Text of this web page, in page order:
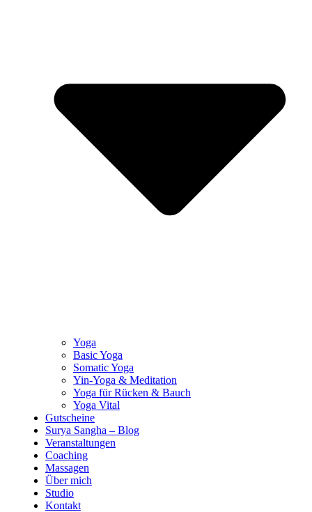
Yoga
Basic Yoga
Somatic Yoga
Yin-Yoga & Meditation
Yoga für Rücken & Bauch
Yoga Vital
Gutscheine
Surya Sangha – Blog
Veranstaltungen
Coaching
Massagen
Über mich
Studio
Kontakt